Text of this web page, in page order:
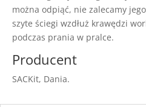
można odpiąć, nie zalecamy
szyte ściegi wzdłuż krawędzi
podczas prania w pralce.
Producent
SACKit, Dania.